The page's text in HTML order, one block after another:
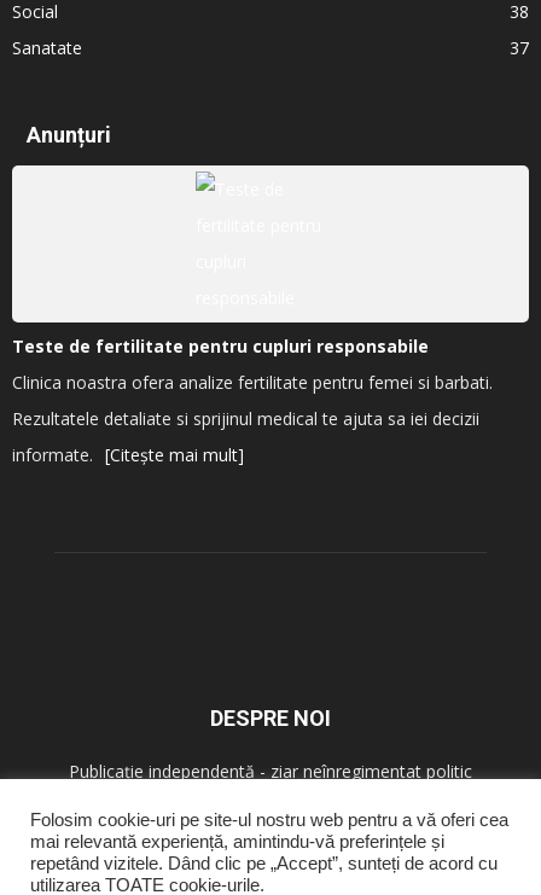
Social
38
Sanatate
37
Anunțuri
Teste de fertilitate pentru cupluri responsabile
Clinica noastra ofera analize fertilitate pentru femei si barbati.
Rezultatele detaliate si sprijinul medical te ajuta sa iei decizii
informate. [Citește mai mult]
DESPRE NOI
Publicație independentă - ziar neînregimentat politic
URMAȚI-NE
Folosim cookie-uri pe site-ul nostru web pentru a vă oferi cea
mai relevantă experiență, amintindu-vă preferințele și
repetând vizitele. Dând clic pe „Accept”, sunteți de acord cu
utilizarea TOATE cookie-urile.